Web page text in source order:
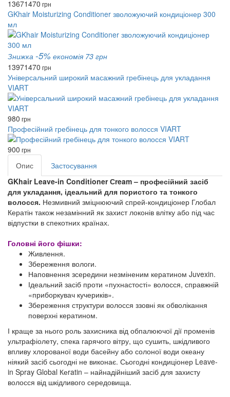
13671470 грн
GKhair Moisturizing Conditioner зволожуючий кондиціонер 300
мл
Знижка -5% економія 73 грн
13971470 грн
Універсальний широкий масажний гребінець для укладання
VIART
980 грн
Професійний гребінець для тонкого волосся VIART
900 грн
Опис
Застосування
GKhair Leave-in Conditioner Сream – професійний засіб
для укладання, ідеальний для пористого та тонкого
волосся. Незмивний зміцнюючий спрей-кондиціонер Глобал
Кератін також незамінний як захист локонів влітку або під час
відпустки в спекотних країнах.
Головні його фішки:
Живлення.
Збереження вологи.
Наповнення зсередини незміненим кератином Juvexin.
Ідеальний засіб проти «пухнастості» волосся, справжній
«приборкувач кучериків».
Збереження структури волосся ззовні як обволікання
поверхні кератином.
І краще за нього роль захисника від обпалюючої дії променів
ультрафіолету, спека гарячого вітру, що сушить, шкідливого
впливу хлорованої води басейну або солоної води океану
ніякий засіб сьогодні не виконає. Сьогодні кондиціонер Leave-
in Spray Global Кеratin – найнадійніший засіб для захисту
волосся від шкідливого середовища.